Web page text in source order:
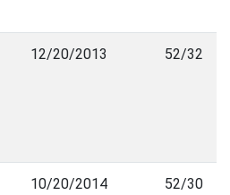
12/20/2013 52/32
10/20/2014 52/30